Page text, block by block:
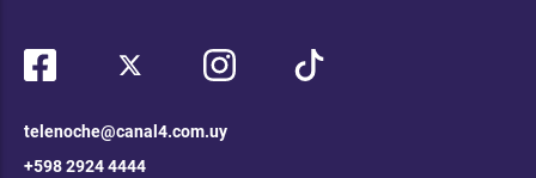
telenoche@canal4.com.uy
+598 2924 4444